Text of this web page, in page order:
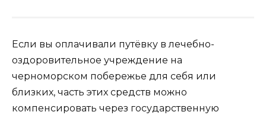
Если вы оплачивали путёвку в лечебно-
оздоровительное учреждение на
черноморском побережье для себя или
близких, часть этих средств можно
компенсировать через государственную